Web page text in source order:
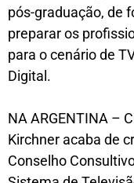
pós-graduação, de
preparar os
para o cenário de
Digital.
NA ARGENTINA –
Kirchner acaba de
Conselho